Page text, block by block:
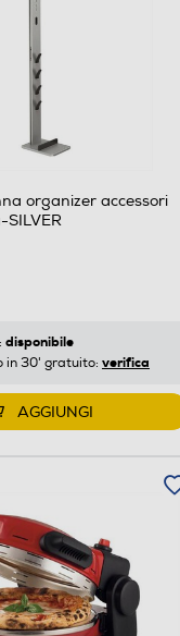
organizer accessori
disponibile
in 30' gratuito: verifica
AGGIUNGI